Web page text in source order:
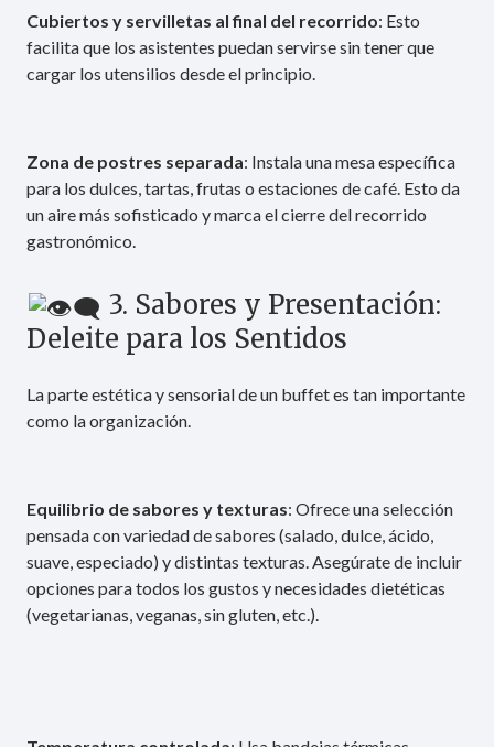
Cubiertos y servilletas al final del recorrido: Esto
facilita que los asistentes puedan servirse sin tener que
cargar los utensilios desde el principio.
Zona de postres separada: Instala una mesa específica
para los dulces, tartas, frutas o estaciones de café. Esto da
un aire más sofisticado y marca el cierre del recorrido
gastronómico.
3. Sabores y Presentación:
Deleite para los Sentidos
La parte estética y sensorial de un buffet es tan importante
como la organización.
Equilibrio de sabores y texturas: Ofrece una selección
pensada con variedad de sabores (salado, dulce, ácido,
suave, especiado) y distintas texturas. Asegúrate de incluir
opciones para todos los gustos y necesidades dietéticas
(vegetarianas, veganas, sin gluten, etc.).